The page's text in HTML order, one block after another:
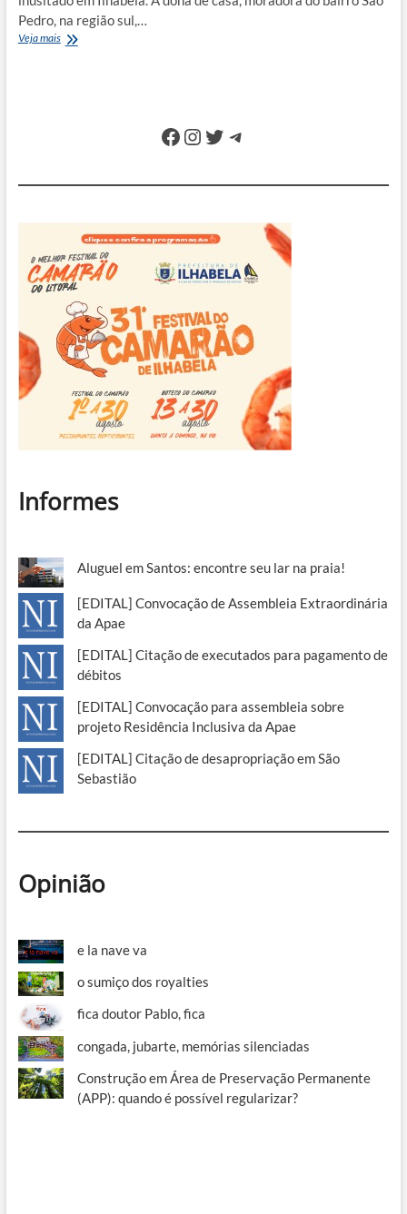
Pedro, na região sul,…
Veja maisJovem
em
Facebook
Instagram
Twitter
Telegram
Informes
Aluguel em Santos: encontre seu lar na praia!
[EDITAL] Convocação de Assembleia Extraordinária
da Apae
[EDITAL] Citação de executados para pagamento de
débitos
[EDITAL] Convocação para assembleia sobre
projeto Residência Inclusiva da Apae
[EDITAL] Citação de desapropriação em São
Sebastião
Opinião
e la nave va
o sumiço dos royalties
fica doutor Pablo, fica
congada, jubarte, memórias silenciadas
Construção em Área de Preservação Permanente
(APP): quando é possível regularizar?